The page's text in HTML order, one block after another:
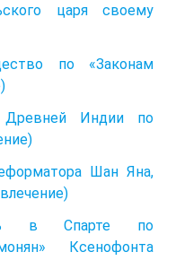
царя своему
по «Законам
Древней Индии по
Шан Яна,
в Спарте по
Ксенофонта